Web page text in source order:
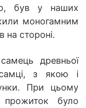
був у наших
моногамним
на стороні.
древньої
з якою і
При цьому
було